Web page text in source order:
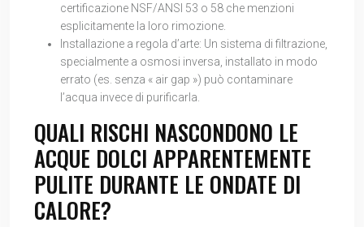
certificazione NSF/ANSI 53 o 58 che menzioni
esplicitamente la loro rimozione.
Installazione a regola d’arte: Un sistema di filtrazione,
specialmente a osmosi inversa, installato in modo
errato (es. senza « air gap ») può contaminare
l’acqua invece di purificarla.
QUALI RISCHI NASCONDONO LE
ACQUE DOLCI APPARENTEMENTE
PULITE DURANTE LE ONDATE DI
CALORE?